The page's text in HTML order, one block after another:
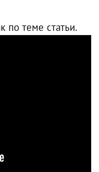
по теме статьи.